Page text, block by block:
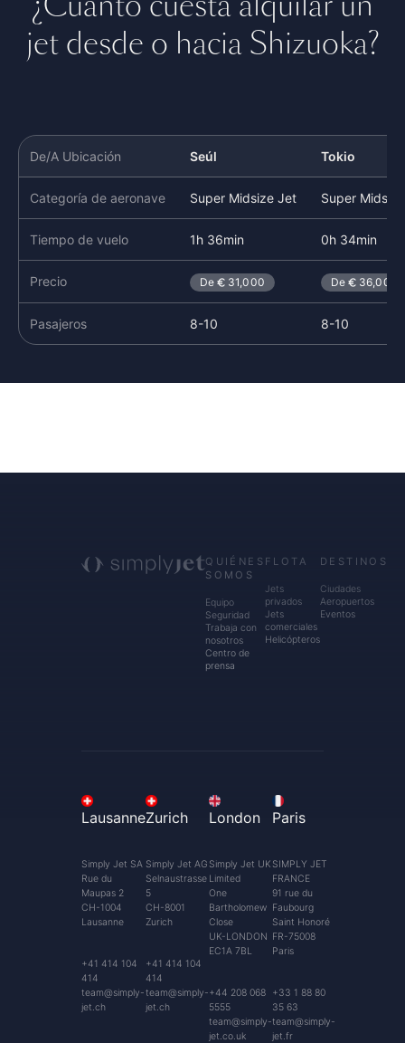
jet desde o hacia Shizuoka?
De/A Ubicación Seúl Tokio
Categoría de aeronave Super Midsize Jet Super
Tiempo de vuelo 1h 36min 0h 34min
Precio De 31,000 De 36,000
Pasajeros 8-10 8-10
QUIÉNES
SOMOS
Equipo
Seguridad
Trabaja con
nosotros
Centro de
prensa
FLOTA
Jets
privados
Jets
comerciales
Helicópteros
DESTINOS
Ciudades
Aeropuertos
Eventos
Lausanne
Simply Jet SA
Rue du
Maupas 2
CH-1004
Lausanne
+41 414 104
414
team@simply-
jet.ch
Zurich
Simply Jet AG
Selnaustrasse
5
CH-8001
Zurich
+41 414 104
414
team@simply-
jet.ch
London
Simply Jet UK
Limited
One
Bartholomew
Close
UK-LONDON
EC1A 7BL
+44 208 068
5555
team@simply-
jet.co.uk
Paris
SIMPLY JET
FRANCE
91 rue du
Faubourg
Saint Honoré
FR-75008
Paris
+33 1 88 80
35 63
team@simply-
jet.fr